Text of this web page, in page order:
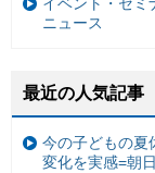
ニュース
最近の人気記事
今の子どもの夏
変化を実感=朝